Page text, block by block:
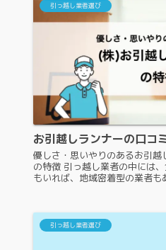
引っ越し業者選び
お引越しランナーの口コ
優しさ・思いやりのあるお引
の特徴 引っ越し業者の中には
もいれば、地域密着型の業者
引っ越し業者選び